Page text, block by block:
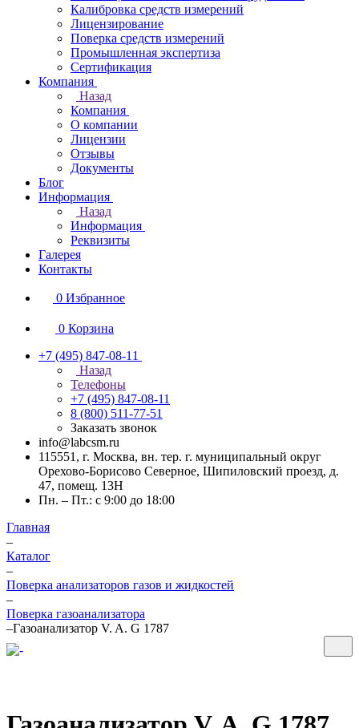
Калибровка средств измерений
Лицензирование
Поверка средств измерений
Промышленная экспертиза
Сертификация
Компания
Назад
Компания
О компании
Лицензии
Отзывы
Документы
Блог
Информация
Назад
Информация
Реквизиты
Галерея
Контакты
0 Избранное
0 Корзина
+7 (495) 847-08-11
Назад
Телефоны
+7 (495) 847-08-11
8 (800) 511-77-51
Заказать звонок
info@labcsm.ru
115551, г. Москва, вн. тер. г. муниципальный округ
Орехово-Борисово Северное, Шипиловский проезд, д.
47, помещ. 13Н
Пн. – Пт.: с 9:00 до 18:00
Главная
–
Каталог
–
Поверка анализаторов газов и жидкостей
–
Поверка газоанализатора
–Газоанализатор V. A. G 1787